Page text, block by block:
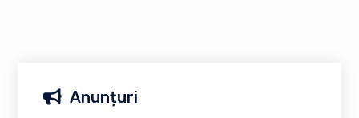
Anunțuri